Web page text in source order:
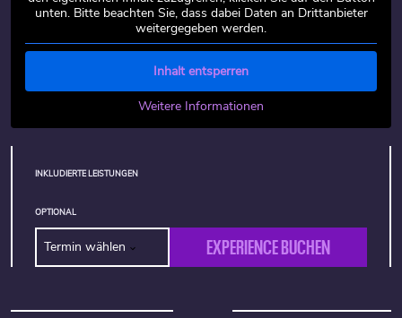
unten. Bitte beachten Sie, dass dabei Daten an Drittanbieter
weitergegeben werden.
Inhalt entsperren
Weitere Informationen
INKLUDIERTE LEISTUNGEN
OPTIONAL
Termin wählen EXPERIENCE BUCHEN